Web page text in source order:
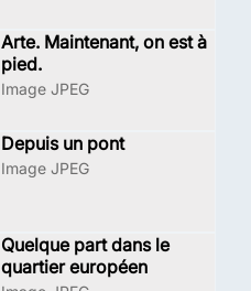
Arte. Maintenant, on est à
pied.
Image JPEG
Depuis un pont
Image JPEG
Quelque part dans le
quartier européen